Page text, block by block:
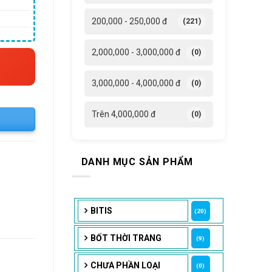
200,000 - 250,000 đ (221)
2,000,000 - 3,000,000 đ (0)
3,000,000 - 4,000,000 đ (0)
Trên 4,000,000 đ (0)
DANH MỤC SẢN PHẨM
BITIS (20)
BỐT THỜI TRANG (9)
CHƯA PHẦN LOẠI (0)
₫.